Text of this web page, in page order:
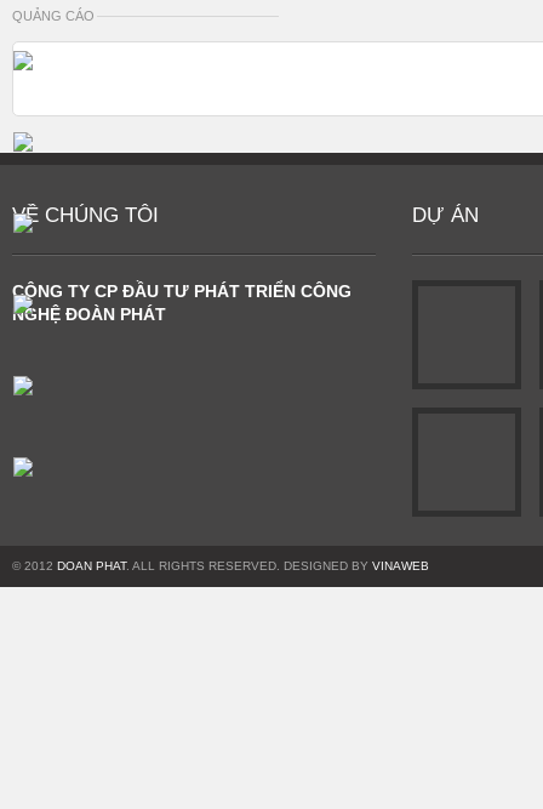
QUẢNG CÁO
VỀ CHÚNG TÔI
CÔNG TY CP ĐẦU TƯ PHÁT TRIỂN CÔNG
NGHỆ ĐOÀN PHÁT
DỰ ÁN
© 2012 DOAN PHAT. ALL RIGHTS RESERVED. DESIGNED BY VINAWEB